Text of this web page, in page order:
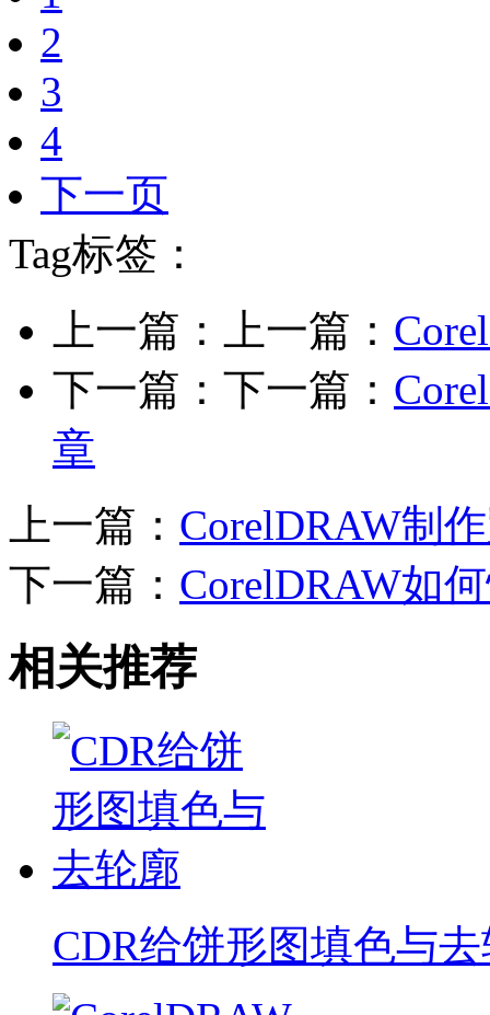
2
3
4
下一页
Tag标签：
上一篇：上一篇：
下一篇：下一篇：
章
上一篇： CorelDRAW制
下一篇： CorelDRAW如
相关推荐
CDR给饼形图填色与